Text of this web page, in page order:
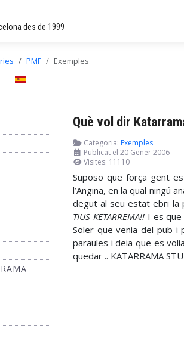
des de 1999
PMF Exemples
Què vol dir
Categoria: Exemples
Publicat el 20 Gener 2006
Visites: 11110
Suposo que força gent
l’Angina, en la qual ningú
degut al seu estat ebri
TIUS KETARREMA!!I es que
Soler que venia del pub i
paraules i deia que es
quedar .. KATARRAMA